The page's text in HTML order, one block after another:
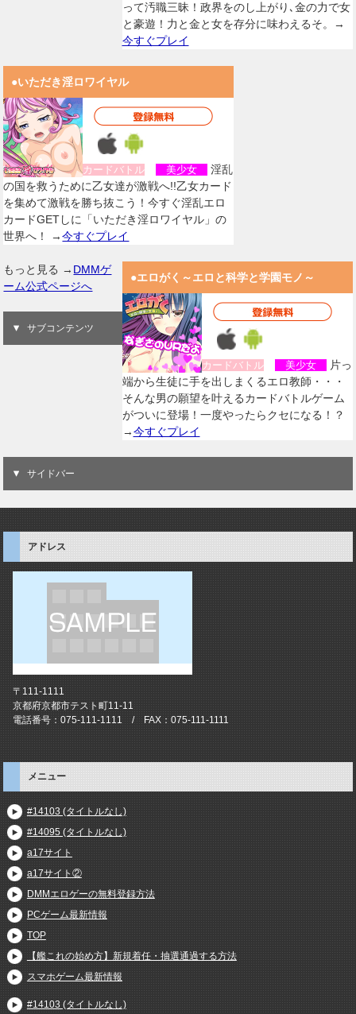
って汚職三昧！政界をのし上がり､金の力で女
と豪遊！力と金と女を存分に味わえるそ。→
今すぐプレイ
●いただき淫ロワイヤル
カードバトル 美少女
淫乱
の国を救うために乙女達が激戦へ!!乙女カード
を集めて激戦を勝ち抜こう！今すぐ淫乱エロ
カードGETしに「いただき淫ロワイヤル」の
世界へ！ →今すぐプレイ
●エロがく～エロと科学と学園モノ～
カードバトル 美少女
片っ
端から生徒に手を出しまくるエロ教師・・・
そんな男の願望を叶えるカードバトルゲーム
がついに登場！一度やったらクセになる！？
→今すぐプレイ
もっと見る → DMMゲ
ーム公式ページへ
サブコンテンツ
サイドバー
アドレス
〒111-1111
京都府京都市テスト町11-11
電話番号：075-111-1111 / FAX：075-111-1111
メニュー
#14103 (タイトルなし)
#14095 (タイトルなし)
a17サイト
a17サイト②
DMMエロゲーの無料登録方法
PCゲーム最新情報
TOP
【艦これの始め方】新規着任・抽選通過する方法
スマホゲーム最新情報
#14103 (タイトルなし)